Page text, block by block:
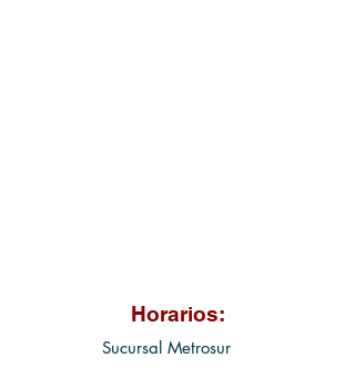
Horarios:
Sucursal Metrosur